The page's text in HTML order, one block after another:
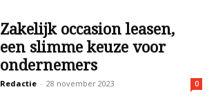
Zakelijk occasion leasen,
een slimme keuze voor
ondernemers
Redactie - 28 november 2023 0